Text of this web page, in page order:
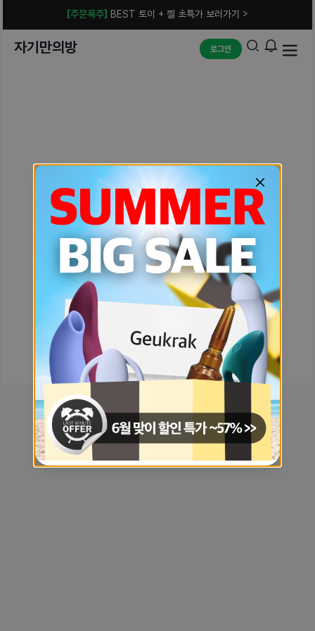
[주문폭주] BEST 토이 + 젤 초특가 보러가기 >
자기만의방 로그인
예상치 못한 에러입니다.